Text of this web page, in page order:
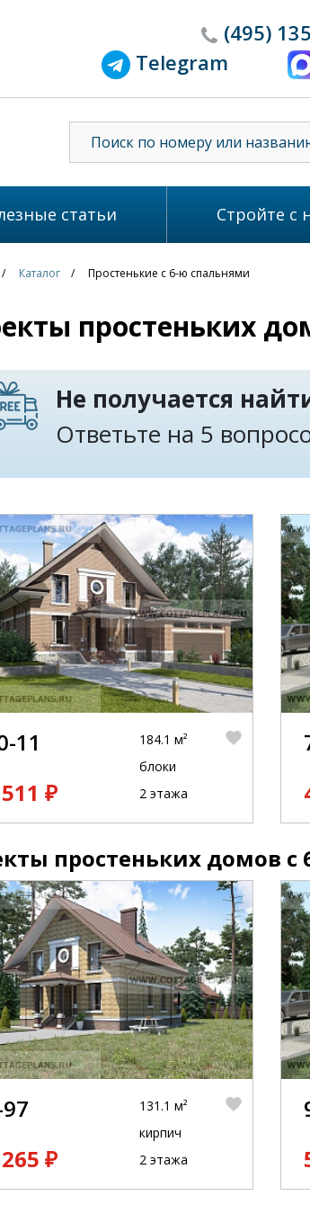
(495)
Telegram
статьи Стройте с
Каталог Простенькие с 6-ю спальнями
простеньких
Не получается
Ответьте на 5
11
₽
184.1 м²
блоки
2 этажа
простеньких домов
₽
131.1 м²
кирпич
2 этажа